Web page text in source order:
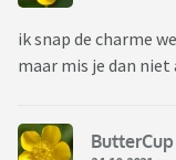
ik snap de charme
maar mis je dan
ButterCup